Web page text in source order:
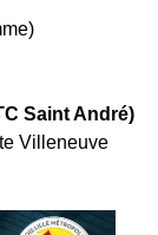
Saint André)
Villeneuve